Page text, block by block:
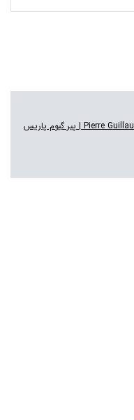
که یاد آورPierre Guillaume Paris – L’Eau Rare Matale 06 | پیر گیوم پاریس